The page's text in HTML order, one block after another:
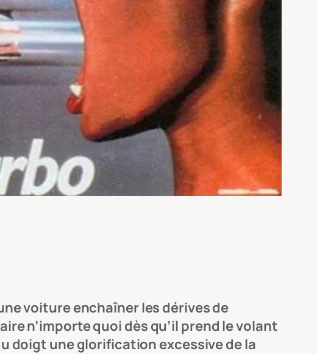
voiture enchaîner les dérives de
n’importe quoi dès qu’il prend le volant
doigt une glorification excessive de la